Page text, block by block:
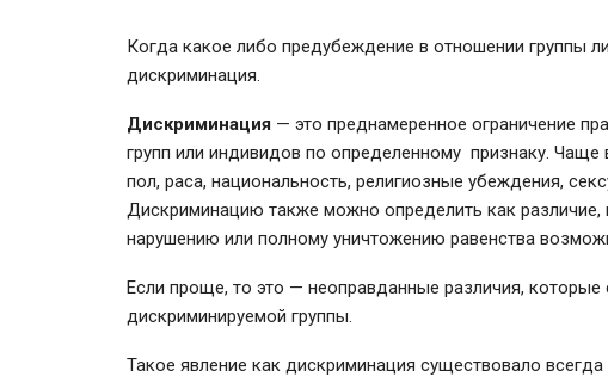
Когда какое либо предубеждение в отношении группы
дискриминация.
Дискриминация — это преднамеренное ограничение
групп или индивидов по определенному признаку. Чаще
пол, раса, национальность, религиозные убеждения,
Дискриминацию также можно определить как
нарушению или полному уничтожению равенства
Если проще, то это — неоправданные различия, которые
дискриминируемой группы.
Такое явление как дискриминация существовало